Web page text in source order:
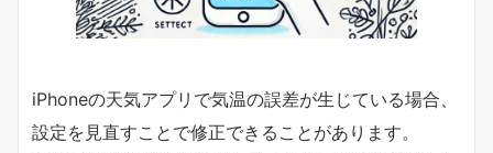
iPhoneの天気アプリで気温の誤差が生じている場合、
設定を見直すことで修正できることがあります。